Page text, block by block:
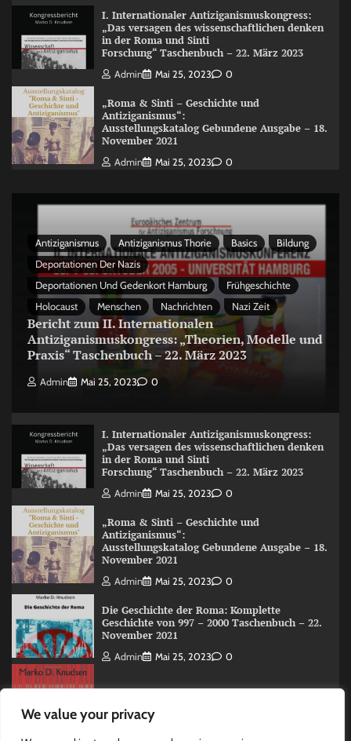
We value your privacy
I. Internationaler Antiziganismuskongress:
„Das versagen des wissenschaftlichen denken
in der Roma und Sinti
Forschung“ Taschenbuch – 22. März 2023
Admin Mai 25, 2023 0
„Roma & Sinti – Geschichte und
Antiziganismus“:
Ausstellungskatalog Gebundene Ausgabe – 18.
November 2021
Admin Mai 25, 2023 0
Antiziganismus Antiziganismus Thorie Basics
Bildung
Deportationen Der Nazis
Deportationen Und Gedenkort Hamburg
Frühgeschichte
Holocaust
Menschen Nachrichten Nazi Zeit
Bericht zum II. Internationalen
Antiziganismuskongress: „Theorien, Modelle und
Praxis“ Taschenbuch – 22. März 2023
Admin Mai 25, 2023 0
I. Internationaler Antiziganismuskongress:
„Das versagen des wissenschaftlichen denken
in der Roma und Sinti
Forschung“ Taschenbuch – 22. März 2023
Admin Mai 25, 2023 0
„Roma & Sinti – Geschichte und
Antiziganismus“:
Ausstellungskatalog Gebundene Ausgabe – 18.
November 2021
Admin Mai 25, 2023 0
Die Geschichte der Roma: Komplette
Geschichte von 997 – 2000 Taschenbuch – 22.
November 2021
Admin Mai 25, 2023 0
The Roma (Romani) History: A Overview 997
-2000 Taschenbuch – 15. Juni 2020